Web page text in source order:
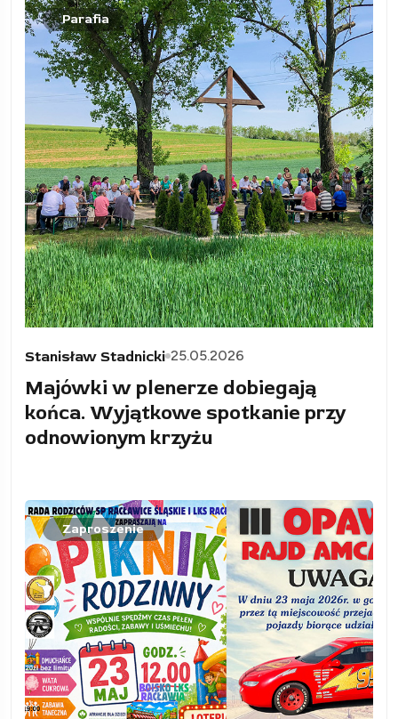
Parafia
Stanisław Stadnicki 25.05.2026
Majówki w plenerze dobiegają
końca. Wyjątkowe spotkanie przy
odnowionym krzyżu
Zaproszenie